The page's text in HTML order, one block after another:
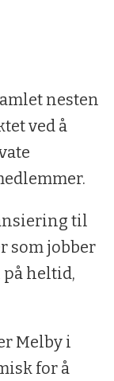
nesten
ved å
til
som jobber
heltid,
Melby i
for å